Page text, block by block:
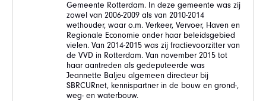
Gemeente Rotterdam. In deze gemeente was zij
zowel van 2006-2009 als van 2010-2014
wethouder, waar o.m. Verkeer, Vervoer, Haven en
Regionale Economie onder haar beleidsgebied
vielen. Van 2014-2015 was zij fractievoorzitter van
de VVD in Rotterdam. Van november 2015 tot
haar aantreden als gedeputeerde was
Jeannette Baljeu algemeen directeur bij
SBRCURnet, kennispartner in de bouw en grond-,
weg- en waterbouw.